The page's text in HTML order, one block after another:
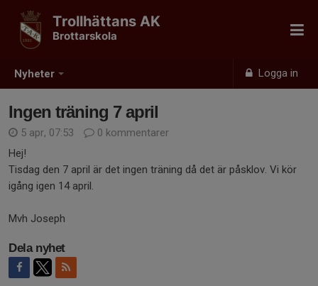
Nyheter Logga in
Trollhättans AK
Brottarskola
Ingen träning 7 april
5 apr, 07:53
0 kommentarer
Hej!
Tisdag den 7 april är det ingen träning då det är påsklov. Vi kör
igång igen 14 april.
Mvh Joseph
Dela nyhet